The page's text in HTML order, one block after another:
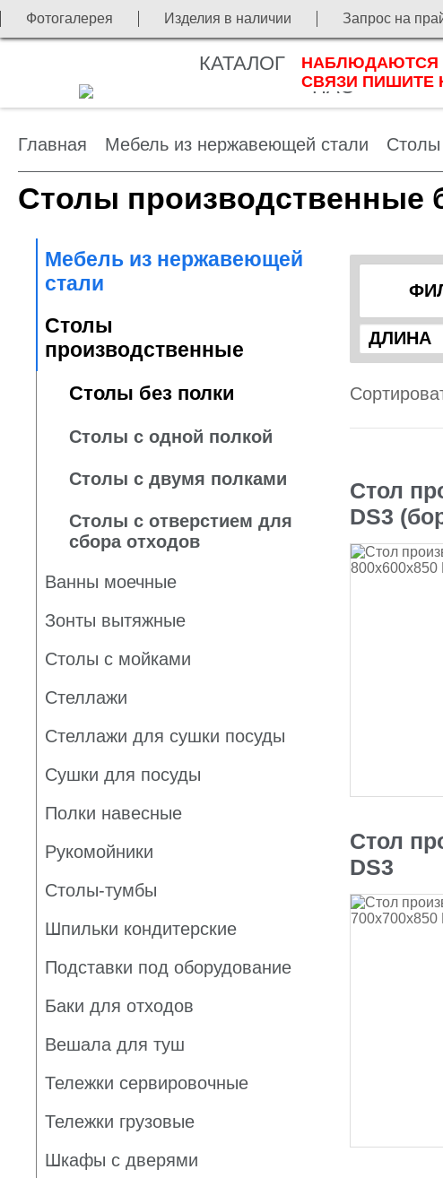
Фотогалерея Изделия в наличии Запрос на
КАТАЛОГ
О
НАС
НАБЛЮДАЮТСЯ
СВЯЗИ ПИШИТЕ
Главная Мебель из нержавеющей стали Столы
Столы производственные
Мебель из нержавеющей
стали
Столы
производственные
Столы без полки
Столы с одной полкой
Столы с двумя полками
Столы с отверстием для
сбора отходов
Ванны моечные
Зонты вытяжные
Столы с мойками
Стеллажи
Стеллажи для сушки посуды
Сушки для посуды
Полки навесные
Рукомойники
Столы-тумбы
Шпильки кондитерские
Подставки под оборудование
Баки для отходов
Вешала для туш
Тележки сервировочные
Тележки грузовые
Шкафы с дверями
Стол
DS3
Стол
DS3